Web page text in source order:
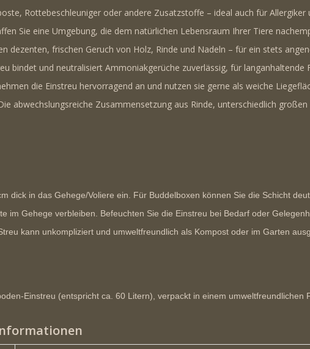
Rottebeschleuniger oder andere Zusatzstoffe – ideal auch für Allergiker
Sie eine Umgebung, die dem natürlichen Lebensraum Ihrer Tiere
dezenten, frischen Geruch von Holz, Rinde und Nadeln – für ein stets
bindet und neutralisiert Ammoniakgerüche zuverlässig, für langanhaltende
die Einstreu hervorragend an und nutzen sie gerne als weiche
abwechslungsreiche Zusammensetzung aus Rinde, unterschiedlich
dick in das Gehege/Voliere ein. Für Buddelboxen können Sie die Schicht
im Gehege verbleiben. Befeuchten Sie die Einstreu bei Bedarf oder
kann unkompliziert und umweltfreundlich als Kompost oder im Garten
Einstreu (entspricht ca. 60 Litern) , verpackt in einem umweltfreundlichen